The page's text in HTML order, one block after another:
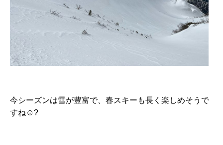
今シーズンは雪が豊富で、春スキーも長く楽しめそうで
すね☺️?